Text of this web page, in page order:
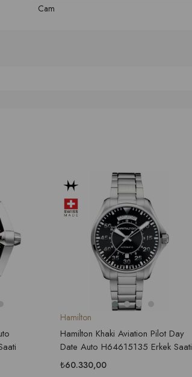
Cam
Hamilton
Hamilton Khaki Aviation Pilot Day
Date Auto H64615135 Erkek Saati
₺60.330,00